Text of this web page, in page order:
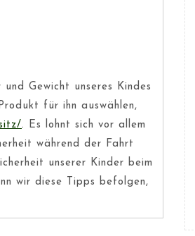
Gewicht unseres Kindes
für ihn auswählen,
. Es lohnt sich vor allem
während der Fahrt
unserer Kinder beim
wir diese Tipps befolgen,